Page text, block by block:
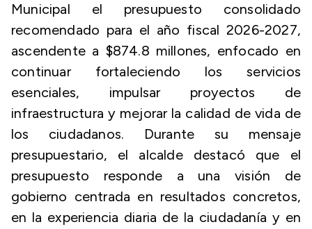
Municipal el presupuesto consolidado
recomendado para el año fiscal 2026-2027,
ascendente a $874.8 millones, enfocado en
continuar fortaleciendo los servicios
esenciales, impulsar proyectos de
infraestructura y mejorar la calidad de vida de
los ciudadanos. Durante su mensaje
presupuestario, el alcalde destacó que el
presupuesto responde a una visión de
gobierno centrada en resultados concretos,
en la experiencia diaria de la ciudadanía y en